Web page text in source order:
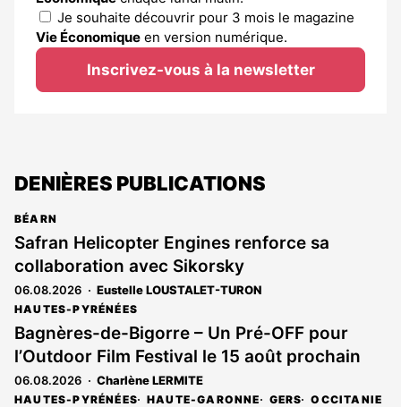
Je souhaite découvrir pour 3 mois le magazine
Vie Économique en version numérique.
Inscrivez-vous à la newsletter
DENIÈRES PUBLICATIONS
BÉARN
Safran Helicopter Engines renforce sa
collaboration avec Sikorsky
06.08.2026 Eustelle LOUSTALET-TURON
HAUTES-PYRÉNÉES
Bagnères-de-Bigorre – Un Pré-OFF pour
l’Outdoor Film Festival le 15 août prochain
06.08.2026 Charlène LERMITE
HAUTES-PYRÉNÉES HAUTE-GARONNE GERS OCCITANIE